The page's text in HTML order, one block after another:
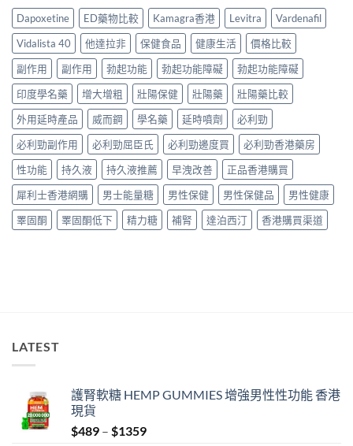
指
南〉
中
南〉
中
用
心
得
與
買
建
議〉
中
香
港
家
讀
用
法
用
量
完
整
學〉
中
用
安
全
嗎？
香
港
用
家
真
實
服
用
驗
與
安
Dapoxetine ED藥物比較 Kamagra香港 Levitra
Vardenafil
Vidalista 40
他達拉非 保健食品 健康生活
價格比較
副作用
副作用 勃起功能 勃起功能障礙
勃起功能障礙
印度學名藥
增大增粗 壯陽保健 壯陽藥
壯陽藥比較
外用延時產品
威而鋼 學名藥 延時噴劑
必利勁
必利勁副作用
必利勁屈臣氏 必利勁邊度買
必利勁香港藥房
性功能
持久液 持久液推薦 早洩改善
正品香港購買
犀利士香港網購
男士能量糖 男性保健 男性保健品
男性健康
睪固酮
睪固酮低下 精力糖 補腎 達泊西汀 香港購買渠道
LATEST
護腎軟糖 HEMP GUMMIES 增強男性性功能 香港
現貨
$489 – $1359Price